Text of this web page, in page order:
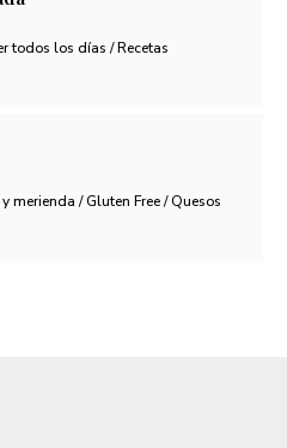
todos los días / Recetas
merienda / Gluten Free / Quesos